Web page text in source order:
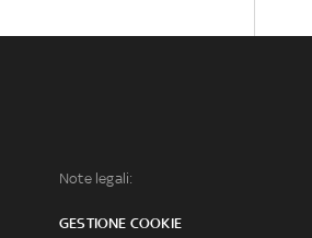
Note legali:
GESTIONE COOKIE